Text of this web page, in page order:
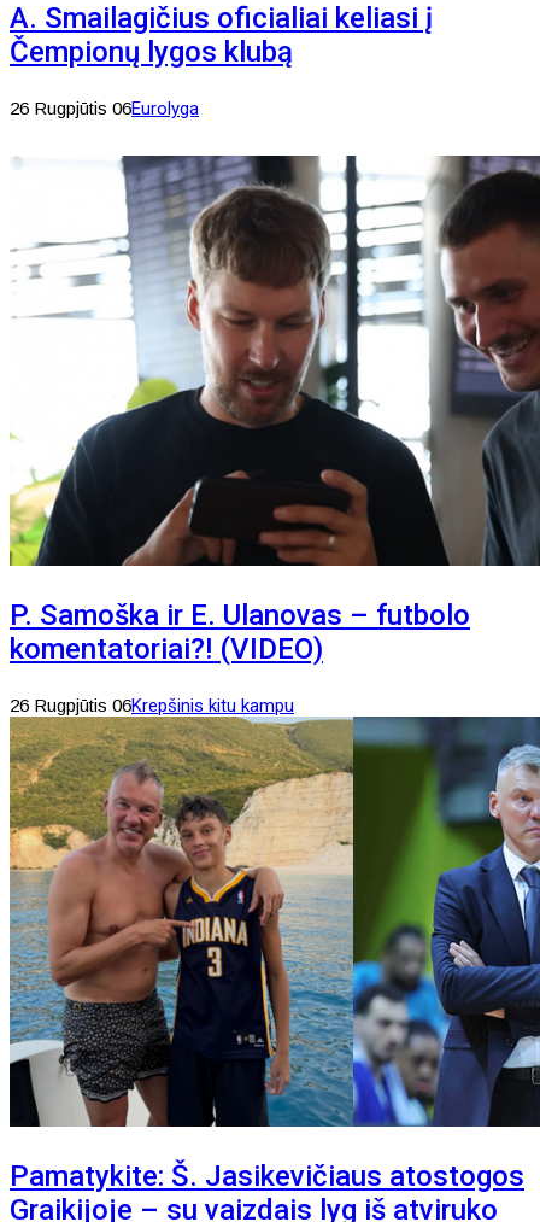
A. Smailagičius oficialiai keliasi į
Čempionų lygos klubą
26 Rugpjūtis 06Eurolyga
P. Samoška ir E. Ulanovas – futbolo
komentatoriai?! (VIDEO)
26 Rugpjūtis 06Krepšinis kitu kampu
Pamatykite: Š. Jasikevičiaus atostogos
Graikijoje – su vaizdais lyg iš atviruko